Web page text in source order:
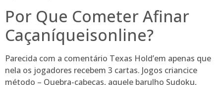
Por Que Cometer Afinar
Caçaníqueisonline?
Parecida com a comentário Texas Hold’em apenas que
nela os jogadores recebem 3 cartas. Jogos criancice
método – Quebra-cabeças, aquele barulho Sudoku,